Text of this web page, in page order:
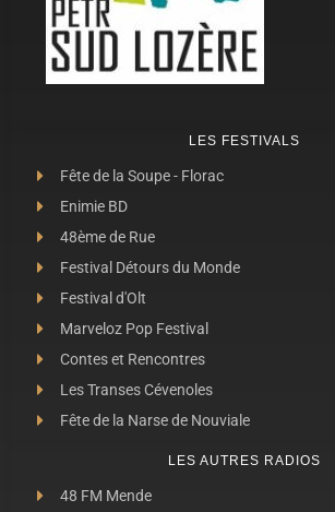
LES FESTIVALS
Fête de la Soupe - Florac
Enimie BD
48ème de Rue
Festival Détours du Monde
Festival d'Olt
Marveloz Pop Festival
Contes et Rencontres
Les Transes Cévenoles
Fête de la Narse de Nouviale
LES AUTRES RADIOS
48 FM Mende